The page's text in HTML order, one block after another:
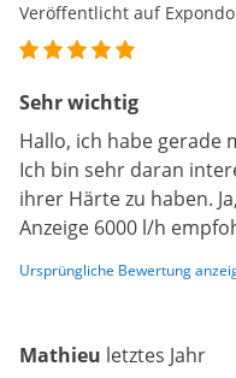
Veröffentlicht auf
Sehr wichtig
Hallo, ich habe gerade
Ich bin sehr daran
ihrer Härte zu haben.
Anzeige 6000 l/h
Ursprüngliche Bewertung
Mathieu letztes Jahr